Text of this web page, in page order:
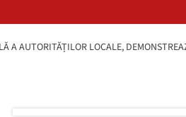
A AUTORITĂȚILOR LOCALE,